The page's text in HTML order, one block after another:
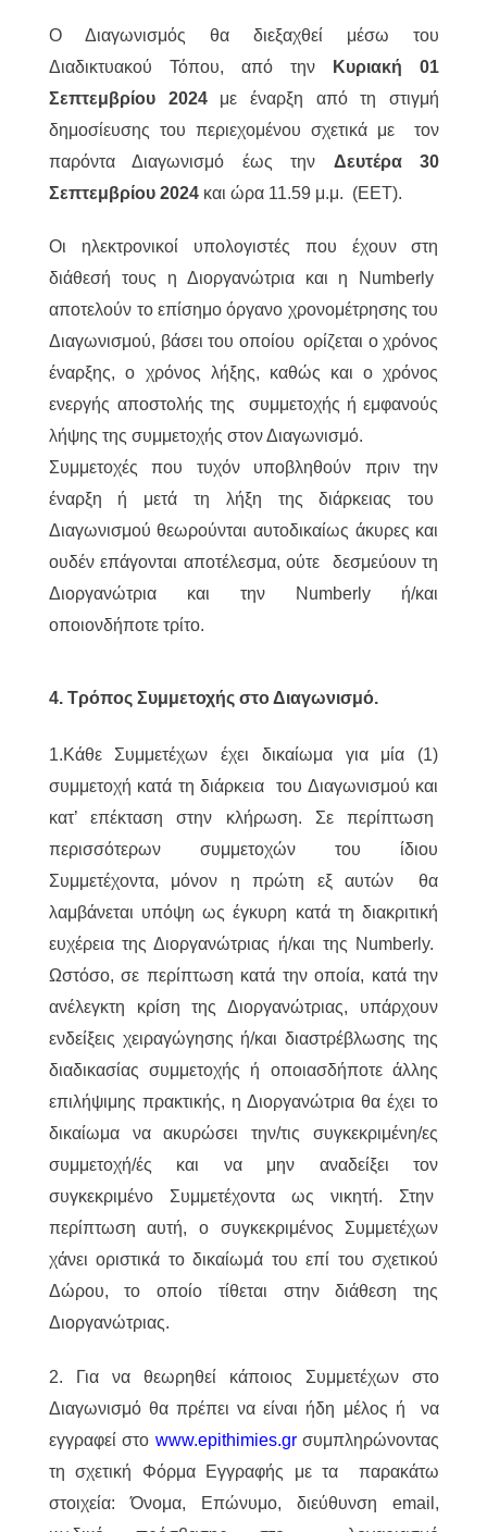
Ο Διαγωνισμός θα διεξαχθεί μέσω του
Διαδικτυακού Τόπου, από την
Κυριακή 01
Σεπτεμβρίου 2024 με έναρξη από τη στιγμή
δημοσίευσης του περιεχομένου σχετικά με τον
παρόντα Διαγωνισμό έως την Δευτέρα 30
Σεπτεμβρίου 2024 και ώρα 11.59 μ.μ. (EET).
Οι ηλεκτρονικοί υπολογιστές που έχουν στη
διάθεσή τους η Διοργανώτρια και η Numberly
αποτελούν το επίσημο όργανο χρονομέτρησης του
Διαγωνισμού, βάσει του οποίου ορίζεται ο χρόνος
έναρξης, ο χρόνος λήξης, καθώς και ο χρόνος
ενεργής αποστολής της συμμετοχής ή εμφανούς
λήψης της συμμετοχής στον Διαγωνισμό.
Συμμετοχές που τυχόν υποβληθούν πριν την
έναρξη ή μετά τη λήξη της διάρκειας του
Διαγωνισμού θεωρούνται αυτοδικαίως άκυρες και
ουδέν επάγονται αποτέλεσμα, ούτε δεσμεύουν τη
Διοργανώτρια και την Numberly ή/και
οποιονδήποτε τρίτο.
4. Τρόπος Συμμετοχής στο Διαγωνισμό.
1.Κάθε Συμμετέχων έχει δικαίωμα για μία (1)
συμμετοχή κατά τη διάρκεια του Διαγωνισμού και
κατ’ επέκταση στην κλήρωση. Σε περίπτωση
περισσότερων συμμετοχών του ίδιου
Συμμετέχοντα, μόνον η πρώτη εξ αυτών θα
λαμβάνεται υπόψη ως έγκυρη κατά τη διακριτική
ευχέρεια της Διοργανώτριας ή/και της Numberly.
Ωστόσο, σε περίπτωση κατά την οποία, κατά την
ανέλεγκτη κρίση της Διοργανώτριας, υπάρχουν
ενδείξεις χειραγώγησης ή/και διαστρέβλωσης της
διαδικασίας συμμετοχής ή οποιασδήποτε άλλης
επιλήψιμης πρακτικής, η Διοργανώτρια θα έχει το
δικαίωμα να ακυρώσει την/τις συγκεκριμένη/ες
συμμετοχή/ές και να μην αναδείξει τον
συγκεκριμένο Συμμετέχοντα ως νικητή. Στην
περίπτωση αυτή, ο συγκεκριμένος Συμμετέχων
χάνει οριστικά το δικαίωμά του επί του σχετικού
Δώρου, το οποίο τίθεται στην διάθεση της
Διοργανώτριας.
2. Για να θεωρηθεί κάποιος Συμμετέχων στο
Διαγωνισμό θα πρέπει να είναι ήδη μέλος ή να
εγγραφεί στο www.epithimies.gr συμπληρώνοντας
τη σχετική Φόρμα Εγγραφής με τα παρακάτω
στοιχεία: Όνομα, Επώνυμο, διεύθυνση email,